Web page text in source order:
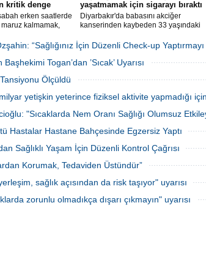
kritik denge
erken saatlerde
maruz kalmamak,
ve kalp-
riskini artırabiliyor.
yaşatmamak için sigarayı bıraktı
Diyarbakır'da babasını akciğer
kanserinden kaybeden 33 yaşındaki
çocuklarına yaşatmamak için 18 yıldır
kullandığı sigarayı bıraktı.
“Sağlığınız İçin Düzenli Check-up
Togan’dan ’Sıcak’ Uyarısı
Tansiyonu Ölçüldü
yetişkin yeterince fiziksel aktivite yapmadığı
"Sıcaklarda Nem Oranı Sağlığı Olumsuz
Hastalar Hastane Bahçesinde Egzersiz Yaptı
Sağlıklı Yaşam İçin Düzenli Kontrol Çağrısı
Korumak, Tedaviden Üstündür”
sağlık açısından da risk taşıyor" uyarısı
zorunlu olmadıkça dışarı çıkmayın" uyarısı